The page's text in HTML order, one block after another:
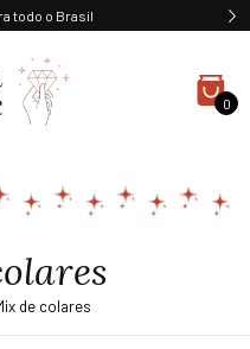
todo o Brasil
0
de colares